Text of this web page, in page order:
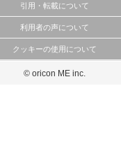
引用・転載について
報（文字、写真、イラスト、画像デ
なく無断転載・複製などの二次利用
利用者の声について
はすべてサービスの利用者が提出さ
とをご理解いただいた上でご覧くだ
クッキーの使用について
用して、ユーザーに合わせたコンテ
© oricon ME inc.